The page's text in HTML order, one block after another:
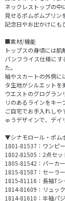
ネックレストップの中
見せるポムポムプリン
記念日やお出かけにも
■素材/機能
トップスの身頃には
パンフライス仕様に
た。
袖やスカートの外側に
タ生地がシルエットを
ウエストのグログラ
リのあるラインをキー
ご自宅でお手入れし
ゅうデザインで、デイ
▼シナモロール・ポム
1801-81537：ワンピ
1802-81505：2点セッ
1805-81542：パーカー
1815-81587：セーラ
1815-81116：長袖Tシ
1814-81609：リュック
1814-81610：半袖パ